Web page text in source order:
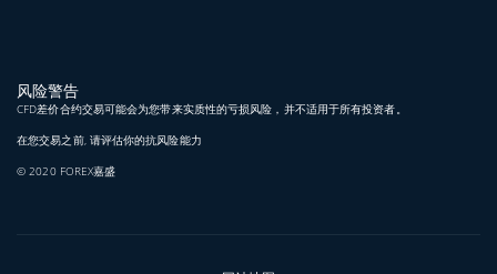
风险警告
CFD差价合约交易可能会为您带来实质性的亏损风险，并不适用于所有投资者。
在您交易之前, 请评估你的抗风险能力
© 2020 FOREX嘉盛